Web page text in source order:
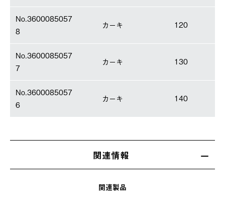
No.3600085057
8
カーキ 120
No.3600085057
7
カーキ 130
No.3600085057
6
カーキ 140
関連情報
関連製品